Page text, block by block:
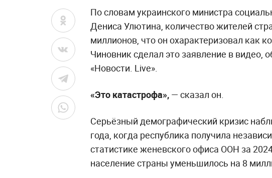
По словам украинского министра
Дениса Улютина, количество жителей
миллионов, что он охарактеризовал как
Чиновник сделал это заявление в видео,
«Новости. Live».
«Это катастрофа», — сказал он.
Серьёзный демографический кризис
года, когда республика получила
статистике женевского офиса ООН за
население страны уменьшилось на 8